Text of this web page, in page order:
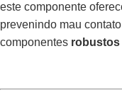
este componente
prevenindo mau
componentes robustos